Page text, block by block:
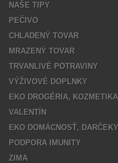
NAŠE TIPY
PEČIVO
CHLADENÝ TOVAR
MRAZENÝ TOVAR
TRVANLIVÉ POTRAVINY
VÝŽIVOVÉ DOPLNKY
EKO DROGÉRIA, KOZMETIKA
VALENTÍN
EKO DOMÁCNOSŤ, DARČEKY
PODPORA IMUNITY
ZIMA